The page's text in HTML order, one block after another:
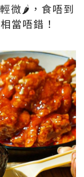
微🌶，食唔到
當唔錯！